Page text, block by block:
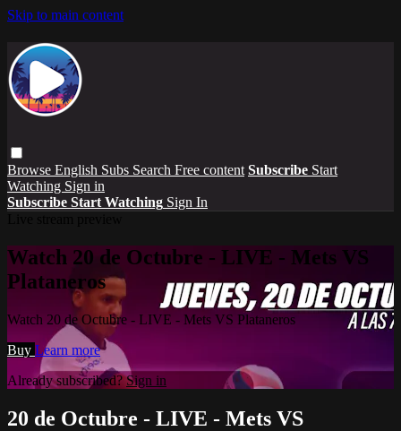
Skip to main content
Browse English Subs Search Free content Subscribe Start
Watching Sign in
Subscribe Start Watching Sign In
Watch 20 de Octubre - LIVE - Mets VS
Plataneros
Watch 20 de Octubre - LIVE - Mets VS Plataneros
Buy Learn more
Already subscribed?Sign in
20 de Octubre - LIVE - Mets VS